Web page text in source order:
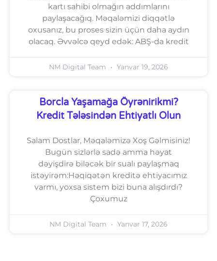
kartı sahibi olmağın addımlarını
paylaşacağıq. Məqaləmizi diqqətlə
oxusanız, bu proses sizin üçün daha aydın
olacaq. Əvvəlcə qeyd edək: ABŞ-da kredit
NM Digital Team Yanvar 19, 2026
Borcla Yaşamağa Öyrənirikmi?
Kredit Tələsindən Ehtiyatlı Olun
Salam Dostlar, Məqaləmizə Xoş Gəlmisiniz!
Bugün sizlərlə sadə amma həyat
dəyişdirə biləcək bir sualı paylaşmaq
istəyirəm:Həqiqətən kreditə ehtiyacımız
varmı, yoxsa sistem bizi buna alışdırdı?
Çoxumuz
NM Digital Team Yanvar 17, 2026